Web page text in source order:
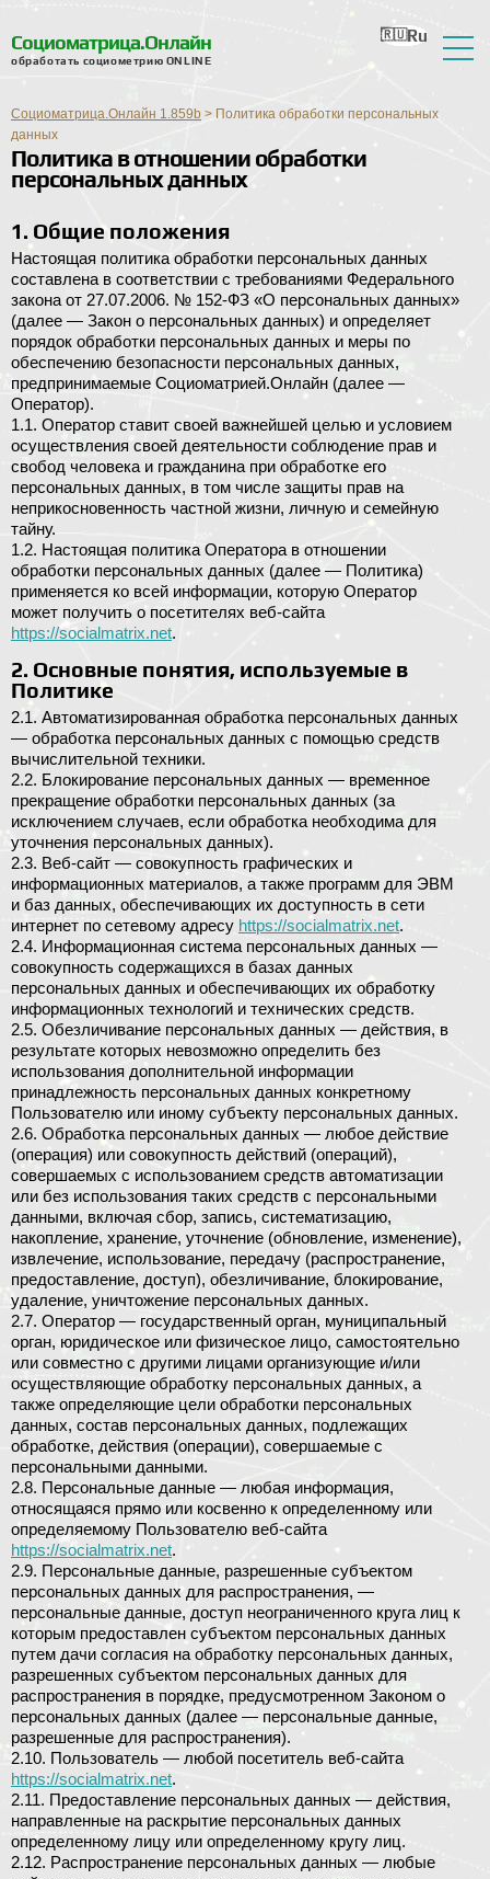
Социоматрица.Онлайн
обработать социометрию ONLINE
Отзывы
Справка
Форум
Новости
Контактная информация
Ru
En
Ua
Ro
Nl
Социоматрица.Онлайн 1.859b > Политика обработки персональных
данных
Политика в отношении обработки
персональных данных
1. Общие положения
Настоящая политика обработки персональных данных
составлена в соответствии с требованиями Федерального
закона от 27.07.2006. № 152-ФЗ «О персональных данных»
(далее — Закон о персональных данных) и определяет
порядок обработки персональных данных и меры по
обеспечению безопасности персональных данных,
предпринимаемые Социоматрией.Онлайн (далее —
Оператор).
1.1. Оператор ставит своей важнейшей целью и условием
осуществления своей деятельности соблюдение прав и
свобод человека и гражданина при обработке его
персональных данных, в том числе защиты прав на
неприкосновенность частной жизни, личную и семейную
тайну.
1.2. Настоящая политика Оператора в отношении
обработки персональных данных (далее — Политика)
применяется ко всей информации, которую Оператор
может получить о посетителях веб-сайта
https://socialmatrix.net.
2. Основные понятия, используемые в
Политике
2.1. Автоматизированная обработка персональных данных
— обработка персональных данных с помощью средств
вычислительной техники.
2.2. Блокирование персональных данных — временное
прекращение обработки персональных данных (за
исключением случаев, если обработка необходима для
уточнения персональных данных).
2.3. Веб-сайт — совокупность графических и
информационных материалов, а также программ для ЭВМ
и баз данных, обеспечивающих их доступность в сети
интернет по сетевому адресу https://socialmatrix.net.
2.4. Информационная система персональных данных —
совокупность содержащихся в базах данных
персональных данных и обеспечивающих их обработку
информационных технологий и технических средств.
2.5. Обезличивание персональных данных — действия, в
результате которых невозможно определить без
использования дополнительной информации
принадлежность персональных данных конкретному
Пользователю или иному субъекту персональных данных.
2.6. Обработка персональных данных — любое действие
(операция) или совокупность действий (операций),
совершаемых с использованием средств автоматизации
или без использования таких средств с персональными
данными, включая сбор, запись, систематизацию,
накопление, хранение, уточнение (обновление, изменение),
извлечение, использование, передачу (распространение,
предоставление, доступ), обезличивание, блокирование,
удаление, уничтожение персональных данных.
2.7. Оператор — государственный орган, муниципальный
орган, юридическое или физическое лицо, самостоятельно
или совместно с другими лицами организующие и/или
осуществляющие обработку персональных данных, а
также определяющие цели обработки персональных
данных, состав персональных данных, подлежащих
обработке, действия (операции), совершаемые с
персональными данными.
2.8. Персональные данные — любая информация,
относящаяся прямо или косвенно к определенному или
определяемому Пользователю веб-сайта
https://socialmatrix.net.
2.9. Персональные данные, разрешенные субъектом
персональных данных для распространения, —
персональные данные, доступ неограниченного круга лиц к
которым предоставлен субъектом персональных данных
путем дачи согласия на обработку персональных данных,
разрешенных субъектом персональных данных для
распространения в порядке, предусмотренном Законом о
персональных данных (далее — персональные данные,
разрешенные для распространения).
2.10. Пользователь — любой посетитель веб-сайта
https://socialmatrix.net.
2.11. Предоставление персональных данных — действия,
направленные на раскрытие персональных данных
определенному лицу или определенному кругу лиц.
2.12. Распространение персональных данных — любые